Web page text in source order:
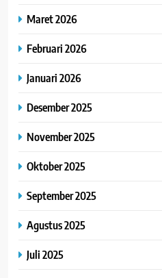
Maret 2026
Februari 2026
Januari 2026
Desember 2025
November 2025
Oktober 2025
September 2025
Agustus 2025
Juli 2025